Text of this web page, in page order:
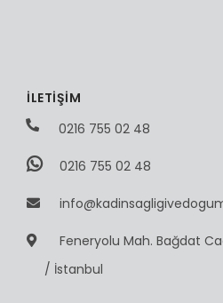
İLETİŞİM
0216 755 02 48
0216 755 02 48
Feneryolu Mah. Bağdat
/ İstanbul